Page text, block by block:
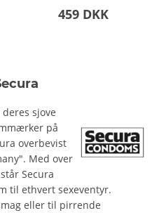
459 DKK
sjove
på
overbevist
Med over
Secura
til ethvert sexeventyr.
eller til pirrende